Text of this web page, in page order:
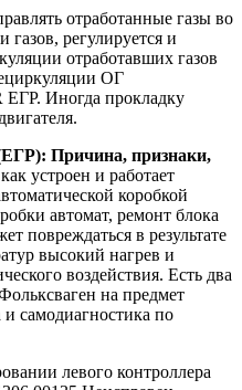
отработанные газы во
регулируется и
отработавших газов
ОГ
Иногда прокладку
Причина, признаки,
устроен и работает
коробкой
автомат, ремонт блока
повреждаться в результате
высокий нагрев и
воздействия. Есть два
на предмет
самодиагностика по
левого контроллера